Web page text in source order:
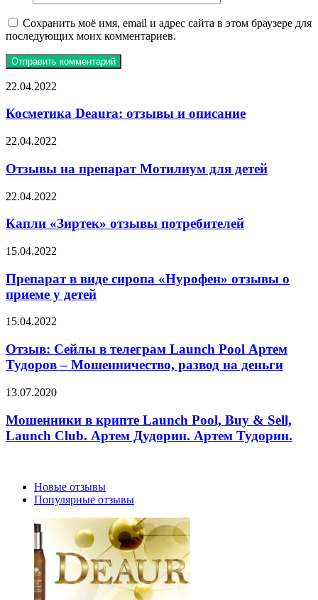
Сохранить моё имя, email и адрес сайта в этом браузере для
последующих моих комментариев.
Косметика
отзывы
описание
22.04.2022
Косметика Deaura: отзывы и описание
Отзывы
препарат
Мотилиум
для
детей
22.04.2022
Отзывы на препарат Мотилиум для детей
Капли
отзывы
22.04.2022
Капли «Зиртек» отзывы потребителей
Препарат
виде
сиропа
«Нурофен»
о
у
детей
15.04.2022
Препарат в виде сиропа «Нурофен» отзывы о
приеме у детей
Отзыв:
в
телеграм
Launch
Артем
–
Мошенничество,
15.04.2022
Отзыв: Сейлы в телеграм Launch Pool Артем
Тудоров – Мошенничество, развод на деньги
Мошенники
крипте
Launch
Pool,
Launch
Дудорин.
Тудорин.
13.07.2020
Мошенники в крипте Launch Pool, Buy & Sell,
Launch Club. Артем Дудорин. Артем Тудорин.
Новые отзывы
Популярные отзывы